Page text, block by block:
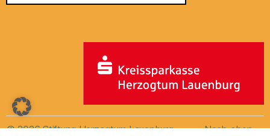
© 2026Stiftung Herzogtum Lauenburg Nach oben↑